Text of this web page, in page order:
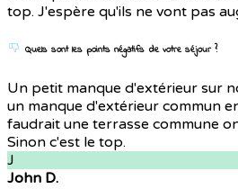
top. J'espère qu'ils ne vont pas
Quels sont les points négatifs de votre séjour ?
Un petit manque d'extérieur sur
un manque d'extérieur commun
faudrait une terrasse commune
Sinon c'est le top.
J
John D.